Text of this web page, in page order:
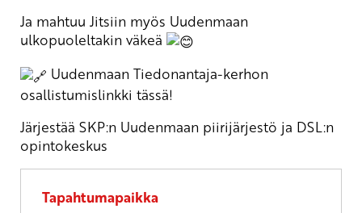
Ja mahtuu Jitsiin myös Uudenmaan
ulkopuoleltakin väkeä
Uudenmaan Tiedonantaja-kerhon
osallistumislinkki tässä!
Järjestää SKP:n Uudenmaan piirijärjestö ja DSL:n
opintokeskus
Tapahtumapaikka